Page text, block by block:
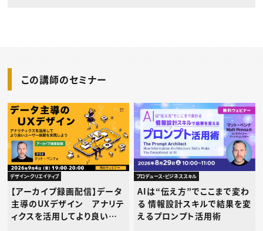
この講師のセミナー
デザイン・クリエイティブ
【アーカイブ録画配信】データ
主導のUXデザイン アナリテ
ィクスを活用してより良いユ
プロデュース・ビジネススキル
AIは“伝え方”でここまで変わ
る 情報設計スキルで結果を変
えるプロンプト活用術